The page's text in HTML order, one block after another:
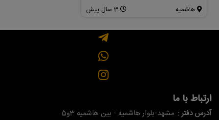
3 سال پیش
هاشمیه
ارتباط با ما
آدرس دفتر : مشهد-بلوار هاشمیه - بین هاشمیه 3و5